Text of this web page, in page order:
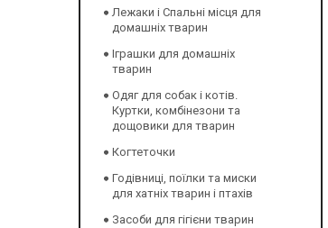
Лежаки і Спальні місця для
домашніх тварин
Іграшки для домашніх
тварин
Одяг для собак і котів.
Куртки, комбінезони та
дощовики для тварин
Когтеточки
Годівниці, поїлки та миски
для хатніх тварин і птахів
Засоби для гігієни тварин